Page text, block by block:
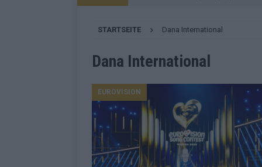
[ Mai 2026 ] Von JJ bis Lordi: Das
[ Mai 2026 ] Finnland auf Platz 17,
[ Mai 2026 ] ESC-Finale 2026:
KOMMENTAR
[ Mai 2026 ] „Douze Points“,
Wettbewerbs EUROVISION
STARTSEITE Dana International
Dana International
EUROVISION